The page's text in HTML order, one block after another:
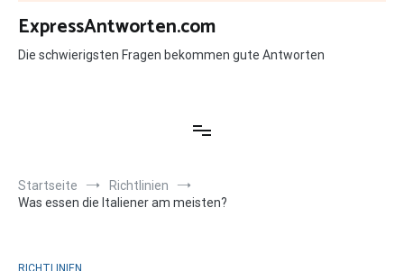
Zum
Inhalt
springen
ExpressAntworten.com
Die schwierigsten Fragen bekommen gute Antworten
Startseite
Richtlinien
Was essen die Italiener am meisten?
RICHTLINIEN